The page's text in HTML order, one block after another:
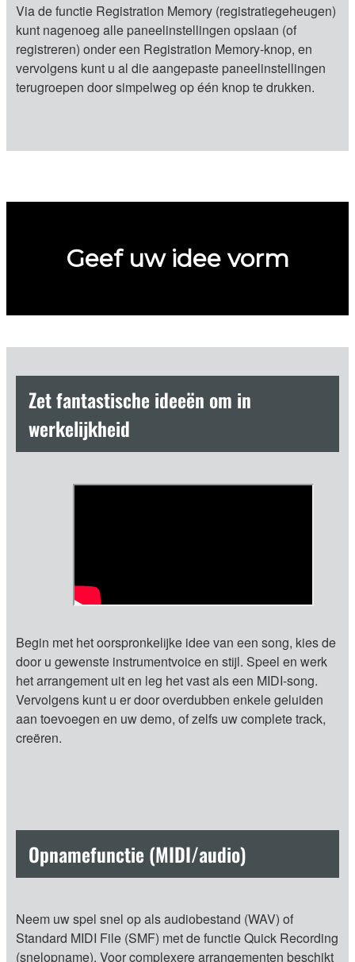
Via de functie Registration Memory (registratiegeheugen)
kunt nagenoeg alle paneelinstellingen opslaan (of
registreren) onder een Registration Memory-knop, en
vervolgens kunt u al die aangepaste paneelinstellingen
terugroepen door simpelweg op één knop te drukken.
Geef uw idee vorm
Zet fantastische ideeën om in
werkelijkheid
Begin met het oorspronkelijke idee van een song, kies de
door u gewenste instrumentvoice en stijl. Speel en werk
het arrangement uit en leg het vast als een MIDI-song.
Vervolgens kunt u er door overdubben enkele geluiden
aan toevoegen en uw demo, of zelfs uw complete track,
creëren.
Opnamefunctie (MIDI/audio)
Neem uw spel snel op als audiobestand (WAV) of
Standard MIDI File (SMF) met de functie Quick Recording
(snelopname). Voor complexere arrangementen beschikt